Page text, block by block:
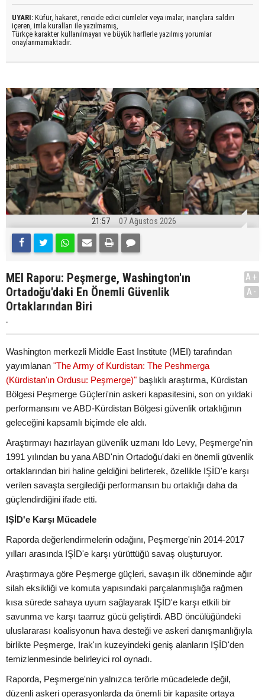
UYARI: Küfür, hakaret, rencide edici cümleler veya imalar, inançlara saldırı
içeren, imla kuralları ile yazılmamış,
Türkçe karakter kullanılmayan ve büyük harflerle yazılmış yorumlar
onaylanmamaktadır.
21:57 07 Ağustos 2026
MEI Raporu: Peşmerge, Washington'ın
Ortadoğu'daki En Önemli Güvenlik
Ortaklarından Biri
.
A+
A-
Washington merkezli Middle East Institute (MEI) tarafından
yayımlanan "The Army of Kurdistan: The Peshmerga
(Kürdistan'ın Ordusu: Peşmerge)" başlıklı araştırma, Kürdistan
Bölgesi Peşmerge Güçleri'nin askeri kapasitesini, son on yıldaki
performansını ve ABD-Kürdistan Bölgesi güvenlik ortaklığının
geleceğini kapsamlı biçimde ele aldı.
Araştırmayı hazırlayan güvenlik uzmanı Ido Levy, Peşmerge'nin
1991 yılından bu yana ABD'nin Ortadoğu'daki en önemli güvenlik
ortaklarından biri haline geldiğini belirterek, özellikle IŞİD'e karşı
verilen savaşta sergilediği performansın bu ortaklığı daha da
güçlendirdiğini ifade etti.
IŞİD'e Karşı Mücadele
Raporda değerlendirmelerin odağını, Peşmerge'nin 2014-2017
yılları arasında IŞİD'e karşı yürüttüğü savaş oluşturuyor.
Araştırmaya göre Peşmerge güçleri, savaşın ilk döneminde ağır
silah eksikliği ve komuta yapısındaki parçalanmışlığa rağmen
kısa sürede sahaya uyum sağlayarak IŞİD'e karşı etkili bir
savunma ve karşı taarruz gücü geliştirdi. ABD öncülüğündeki
uluslararası koalisyonun hava desteği ve askeri danışmanlığıyla
birlikte Peşmerge, Irak'ın kuzeyindeki geniş alanların IŞİD'den
temizlenmesinde belirleyici rol oynadı.
Raporda, Peşmerge'nin yalnızca terörle mücadelede değil,
düzenli askeri operasyonlarda da önemli bir kapasite ortaya